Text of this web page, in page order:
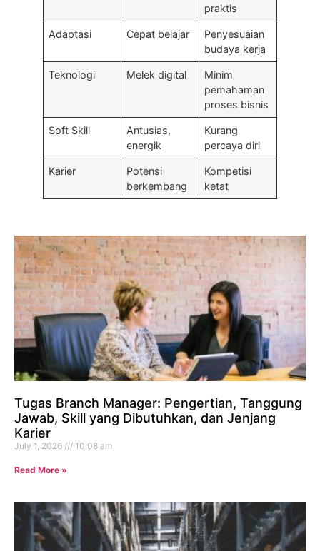
praktis
Adaptasi Cepat belajar
Penyesuaian
budaya kerja
Teknologi Melek digital
Minim
pemahaman
proses bisnis
Soft Skill
Antusias,
energik
Kurang
percaya diri
Karier
Potensi
berkembang
Kompetisi
ketat
Tugas Branch Manager: Pengertian, Tanggung
Jawab, Skill yang Dibutuhkan, dan Jenjang
Karier
July 1, 2026 10:08 am
Read More »